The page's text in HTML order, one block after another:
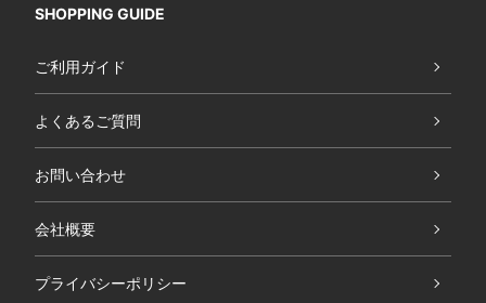
SHOPPING GUIDE
ご利用ガイド
よくあるご質問
お問い合わせ
会社概要
プライバシーポリシー